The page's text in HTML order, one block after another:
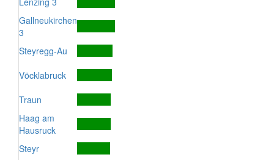
Gallneukirchen
3
Steyregg-Au
Vöcklabruck
Traun
Haag am
Hausruck
Steyr